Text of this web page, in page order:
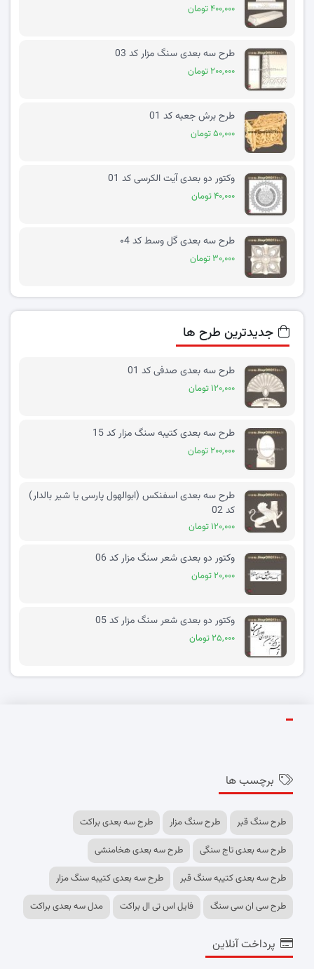
۴۰۰,۰۰۰ تومان
طرح سه بعدی سنگ مزار کد 03
۲۰۰,۰۰۰ تومان
طرح برش جعبه کد 01
۵۰,۰۰۰ تومان
وکتور دو بعدی آیت الکرسی کد 01
۴۰,۰۰۰ تومان
طرح سه بعدی گل وسط کد ۰4
۳۰,۰۰۰ تومان
جدیدترین طرح ها
طرح سه بعدی صدفی کد 01
۱۲۰,۰۰۰ تومان
طرح سه بعدی کتیبه سنگ مزار کد 15
۲۰۰,۰۰۰ تومان
طرح سه بعدی اسفنکس (ابوالهول پارسی یا شیر بالدار)
کد 02
۱۲۰,۰۰۰ تومان
وکتور دو بعدی شعر سنگ مزار کد 06
۲۰,۰۰۰ تومان
وکتور دو بعدی شعر سنگ مزار کد 05
۲۵,۰۰۰ تومان
برچسب ها
طرح سنگ قبر طرح سنگ مزار
طرح سه بعدی براکت
طرح سه بعدی تاج سنگی
طرح سه بعدی هخامنشی
طرح سه بعدی کتیبه سنگ قبر
طرح سه بعدی کتیبه سنگ مزار
طرح سی ان سی سنگ
فایل اس تی ال براکت مدل سه بعدی براکت
پرداخت آنلاین